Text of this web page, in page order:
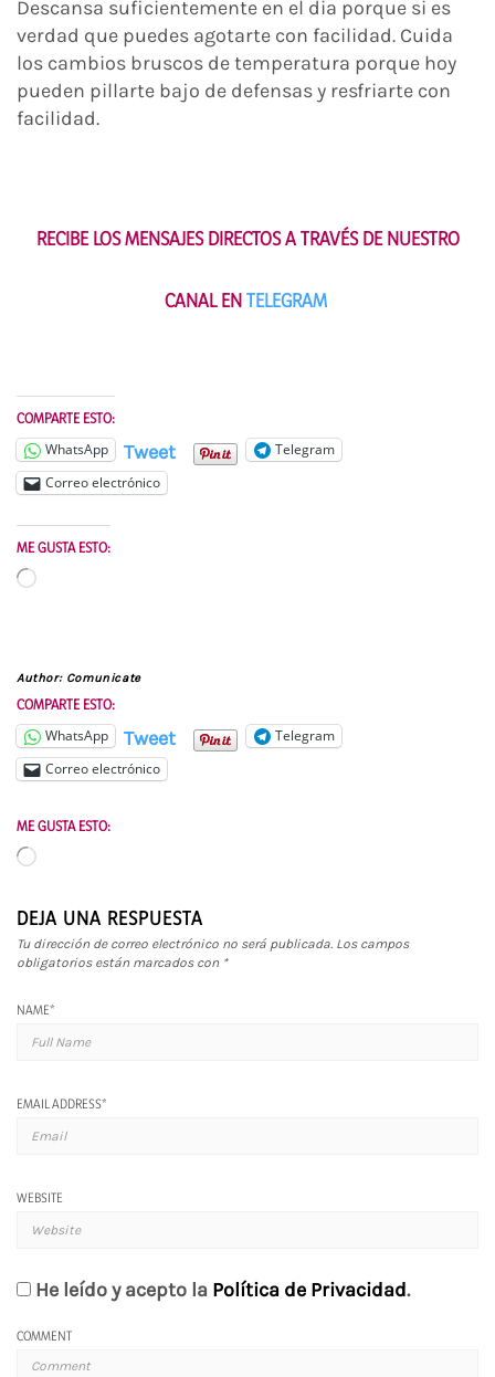
Descansa suficientemente en el dia porque si es
verdad que puedes agotarte con facilidad. Cuida
los cambios bruscos de temperatura porque hoy
pueden pillarte bajo de defensas y resfriarte con
facilidad.
RECIBE LOS MENSAJES DIRECTOS A TRAVÉS DE NUESTRO
CANAL ENTELEGRAM
COMPARTE ESTO:
WhatsApp Tweet
Telegram
Correo electrónico
ME GUSTA ESTO:
Cargando...
Author: Comunicate
COMPARTE ESTO:
WhatsApp Tweet
Telegram
Correo electrónico
ME GUSTA ESTO:
Cargando...
DEJA UNA RESPUESTA
Tu dirección de correo electrónico no será publicada. Los campos
obligatorios están marcados con *
NAME*
EMAIL ADDRESS*
WEBSITE
He leído y acepto la Política de Privacidad.
COMMENT